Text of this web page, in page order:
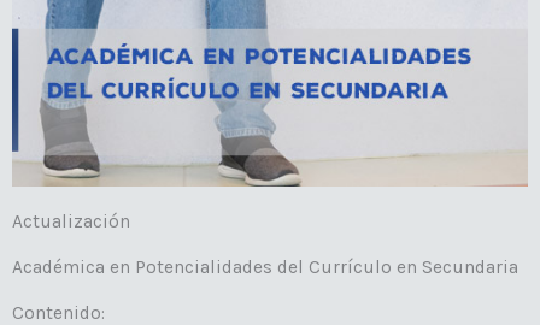
Actualización
Académica en Potencialidades del Currículo en Secundaria
Contenido: